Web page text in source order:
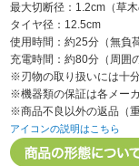
最大切断径：1.2cm（草
タイヤ径：12.5cm
使用時間：約25分（無負
充電時間：約80分（周囲
※刃物の取り扱いには十
※機器類の保証は各メー
※商品不良以外の返品（
アイコンの説明はこちら